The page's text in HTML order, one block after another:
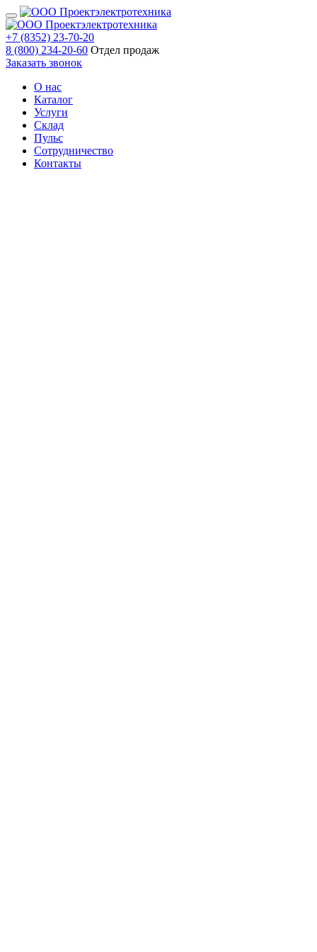
+7 (8352) 23-70-20
8 (800) 234-20-60 Отдел продаж
Заказать звонок
О нас
Каталог
Услуги
Склад
Пульс
Сотрудничество
Контакты